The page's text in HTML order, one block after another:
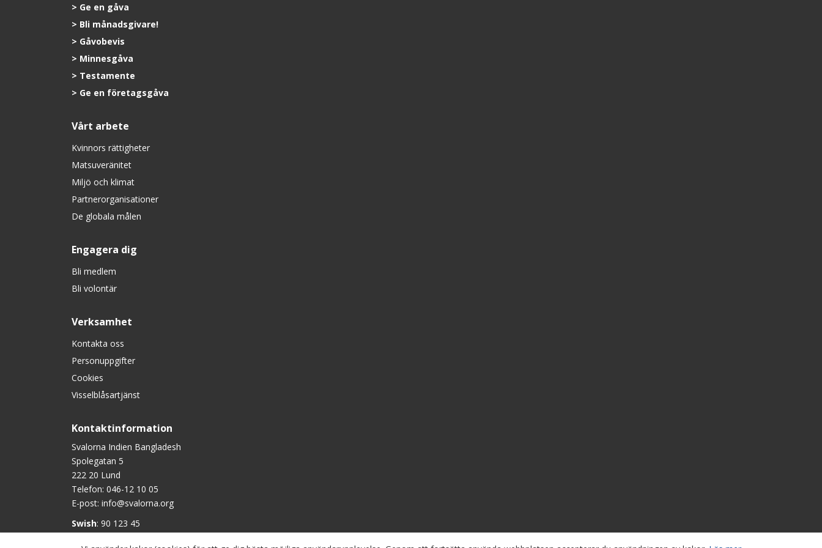
Ge en gåva
Bli månadsgivare!
Gåvobevis
Minnesgåva
Testamente
Ge en företagsgåva
Vårt arbete
Kvinnors rättigheter
Matsuveränitet
Miljö och klimat
Partnerorganisationer
De globala målen
Engagera dig
Bli medlem
Bli volontär
Verksamhet
Kontakta oss
Personuppgifter
Cookies
Visselblåsartjänst
Kontaktinformation
Svalorna Indien Bangladesh
Spolegatan 5
222 20 Lund
Telefon: 046-12 10 05
E-post: info@svalorna.org
Swish: 90 123 45